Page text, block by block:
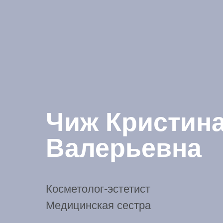
Чиж
Валерьевна
Косметолог-эстетист
Медицинская сестра